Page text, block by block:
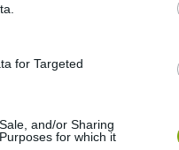
for Targeted
and/or Sharing
for which it